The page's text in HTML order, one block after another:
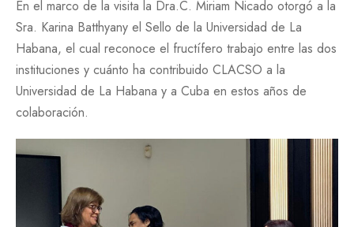
En el marco de la visita la Dra.C. Miriam Nicado otorgó a la
Sra. Karina Batthyany el Sello de la Universidad de La
Habana, el cual reconoce el fructífero trabajo entre las dos
instituciones y cuánto ha contribuido CLACSO a la
Universidad de La Habana y a Cuba en estos años de
colaboración.